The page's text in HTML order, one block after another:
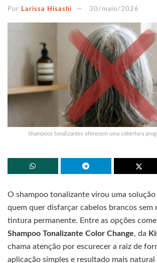
Por Larissa Hisashi 30/maio/2026
Shampoos tonalizantes oferecem uma cobertura
O shampoo tonalizante virou uma
quem quer disfarçar cabelos brancos sem
tintura permanente. Entre as opções
Shampoo Tonalizante Color Change, da
chama atenção por escurecer a raiz de
aplicação simples e resultado mais natural